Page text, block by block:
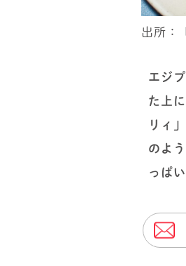
出所：
エジ
た上
リィ
のよ
っぱ